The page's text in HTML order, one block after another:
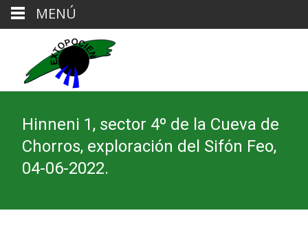
Hinneni 1, sector 4º de la Cueva de
Chorros, exploración del Sifón Feo,
04-06-2022.
MENÚ